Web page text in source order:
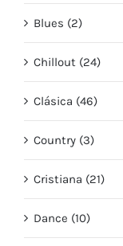
Blues (2)
Chillout (24)
Clásica (46)
Country (3)
Cristiana (21)
Dance (10)